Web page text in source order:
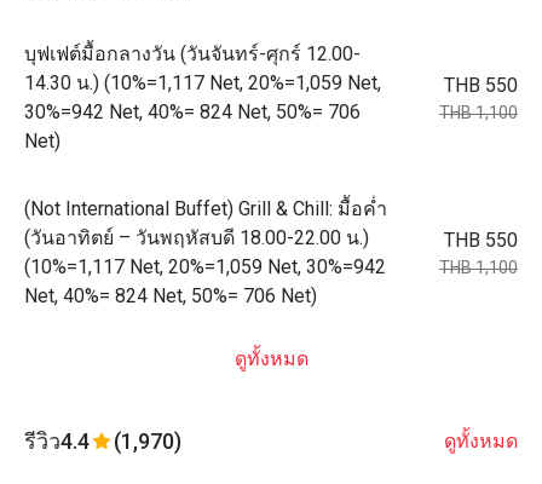
บุฟเฟต์มื้อกลางวัน (วันจันทร์-ศุกร์ 12.00-
14.30 น.) (10%=1,117 Net, 20%=1,059 Net,
30%=942 Net, 40%= 824 Net, 50%= 706
Net)
THB 550
THB 1,100
(Not International Buffet) Grill & Chill: มื้อค่ำ
(วันอาทิตย์ – วันพฤหัสบดี 18.00-22.00 น.)
(10%=1,117 Net, 20%=1,059 Net, 30%=942
Net, 40%= 824 Net, 50%= 706 Net)
THB 550
THB 1,100
ดูทั้งหมด
รีวิว4.4 (1,970) ดูทั้งหมด